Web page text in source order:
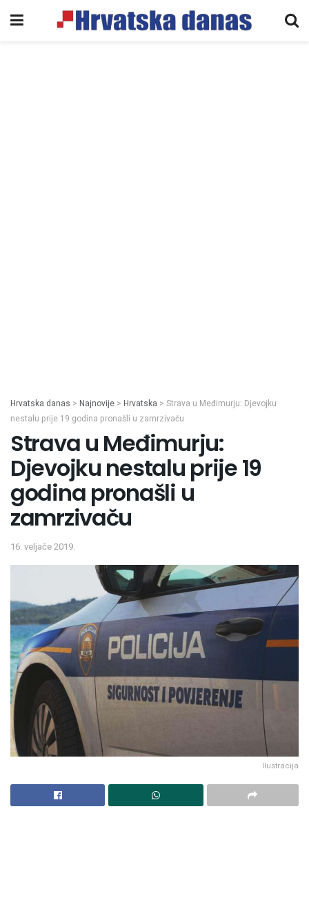
Hrvatska danas > Najnovije > Hrvatska > Strava u Međimurju: Djevojku
nestalu prije 19 godina pronašli u zamrzivaču
Strava u Međimurju:
Djevojku nestalu prije 19
godina pronašli u
zamrzivaču
16. veljače 2019.
Ilustracija